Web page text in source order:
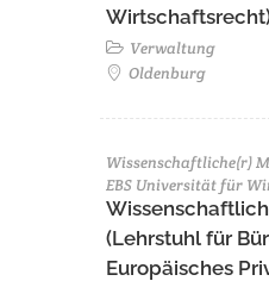
Verwaltung
Oldenburg
Wissenschaftliche(r)
EBS Universität für
(Lehrstuhl für
Europäisches